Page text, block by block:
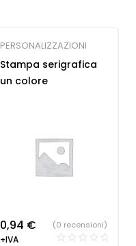
PERSONALIZZAZIONI
Stampa serigrafica
un colore
0,94 €
+IVA
(0 recensioni)